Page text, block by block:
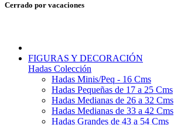
Cerrado por vacaciones
FIGURAS Y DECORACIÓN
Hadas Colección
Hadas Minis/Peq - 16 Cms
Hadas Pequeñas de 17 a 25 Cms
Hadas Medianas de 26 a 32 Cms
Hadas Medianas de 33 a 42 Cms
Hadas Grandes de 43 a 54 Cms